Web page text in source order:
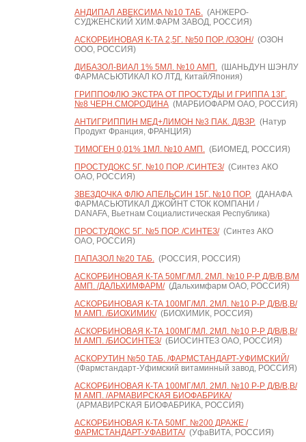
АНДИПАЛ АВЕКСИМА №10 ТАБ.(АНЖЕРО-
СУДЖЕНСКИЙ ХИМ.ФАРМ ЗАВОД, РОССИЯ)
АСКОРБИНОВАЯ К-ТА 2,5Г. №50 ПОР. /ОЗОН/(ОЗОН
ООО, РОССИЯ)
ДИБАЗОЛ-ВИАЛ 1% 5МЛ. №10 АМП.(ШАНЬДУН ШЭНЛУ
ФАРМАСЬЮТИКАЛ КО ЛТД, Китай/Япония)
ГРИППОФЛЮ ЭКСТРА ОТ ПРОСТУДЫ И ГРИППА 13Г.
№8 ЧЕРН.СМОРОДИНА(МАРБИОФАРМ ОАО, РОССИЯ)
АНТИГРИППИН МЕД+ЛИМОН №3 ПАК. Д/ВЗР.(Натур
Продукт Франция, ФРАНЦИЯ)
ТИМОГЕН 0,01% 1МЛ. №10 АМП.(БИОМЕД, РОССИЯ)
ПРОСТУДОКС 5Г. №10 ПОР. /СИНТЕЗ/(Синтез АКО
ОАО, РОССИЯ)
ЗВЕЗДОЧКА ФЛЮ АПЕЛЬСИН 15Г. №10 ПОР.(ДАНАФА
ФАРМАСЬЮТИКАЛ ДЖОЙНТ СТОК КОМПАНИ /
DANAFA, Вьетнам Социалистическая Республика)
ПРОСТУДОКС 5Г. №5 ПОР. /СИНТЕЗ/(Синтез АКО
ОАО, РОССИЯ)
ПАПАЗОЛ №20 ТАБ.(РОССИЯ, РОССИЯ)
АСКОРБИНОВАЯ К-ТА 50МГ/МЛ. 2МЛ. №10 Р-Р Д/В/В,В/М
АМП. /ДАЛЬХИМФАРМ/(Дальхимфарм ОАО, РОССИЯ)
АСКОРБИНОВАЯ К-ТА 100МГ/МЛ. 2МЛ. №10 Р-Р Д/В/В,В/
М АМП. /БИОХИМИК/(БИОХИМИК, РОССИЯ)
АСКОРБИНОВАЯ К-ТА 100МГ/МЛ. 2МЛ. №10 Р-Р Д/В/В,В/
М АМП. /БИОСИНТЕЗ/(БИОСИНТЕЗ ОАО, РОССИЯ)
АСКОРУТИН №50 ТАБ. /ФАРМСТАНДАРТ-УФИМСКИЙ/
(Фармстандарт-Уфимский витаминный завод, РОССИЯ)
АСКОРБИНОВАЯ К-ТА 100МГ/МЛ. 2МЛ. №10 Р-Р Д/В/В,В/
М АМП. /АРМАВИРСКАЯ БИОФАБРИКА/
(АРМАВИРСКАЯ БИОФАБРИКА, РОССИЯ)
АСКОРБИНОВАЯ К-ТА 50МГ. №200 ДРАЖЕ /
ФАРМСТАНДАРТ-УФАВИТА/(УфаВИТА, РОССИЯ)